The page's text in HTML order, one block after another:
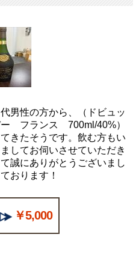
男性の方から、（ドビュッ
フランス 700ml/40%）
きたそうです。飲む方もい
してお伺いさせていただき
誠にありがとうございまし
おります！
￥5,000